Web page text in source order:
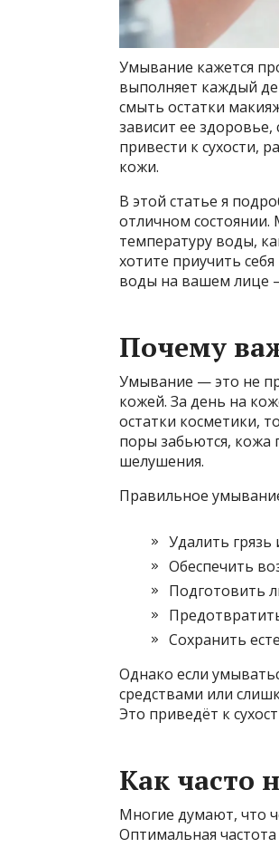
Умывание кажется
выполняет каждый
смыть остатки
зависит ее
привести к сухости,
кожи.
В этой статье я
отличном состоянии.
температуру воды,
хотите приучить
воды на вашем лице
Почему
Умывание — это не
кожей. За день на
остатки косметики,
поры забьются, кожа
шелушения.
Правильное
Удалить
Обеспечить
Подготовить
Сохранить
Однако если
средствами или
Это приведёт к
Как часто
Многие думают, что
Оптимальная